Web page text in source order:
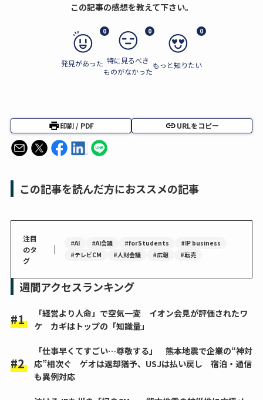
この記事の感想を教えて下さい。
0
発見があった
0
特に見るべき
ものがなかった
0
もっと知りたい
印刷 / PDF URLをコピー
この記事を読んだ方におススメの記事
注目
のタ
グ
｜ #AI #AI会議 #forStudents
#IP business
#テレビCM
#人財会議 #広報 #転売
週間アクセスランキング
「経営より人命」で空気一変 イオン会見が評価されたワ
ケ カギはトップの「知識量」
「仕事早くてすごい…尊敬する」 熊本地震で企業の“神対
応”相次ぐ ゲオは返却猶予、USJは払い戻し 宿泊・通信
も異例対応